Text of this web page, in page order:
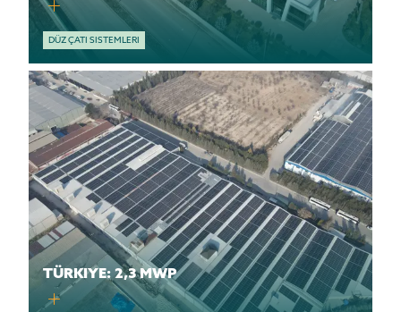
DÜZ ÇATI SISTEMLERI
TÜRKIYE: 2,3 MWP